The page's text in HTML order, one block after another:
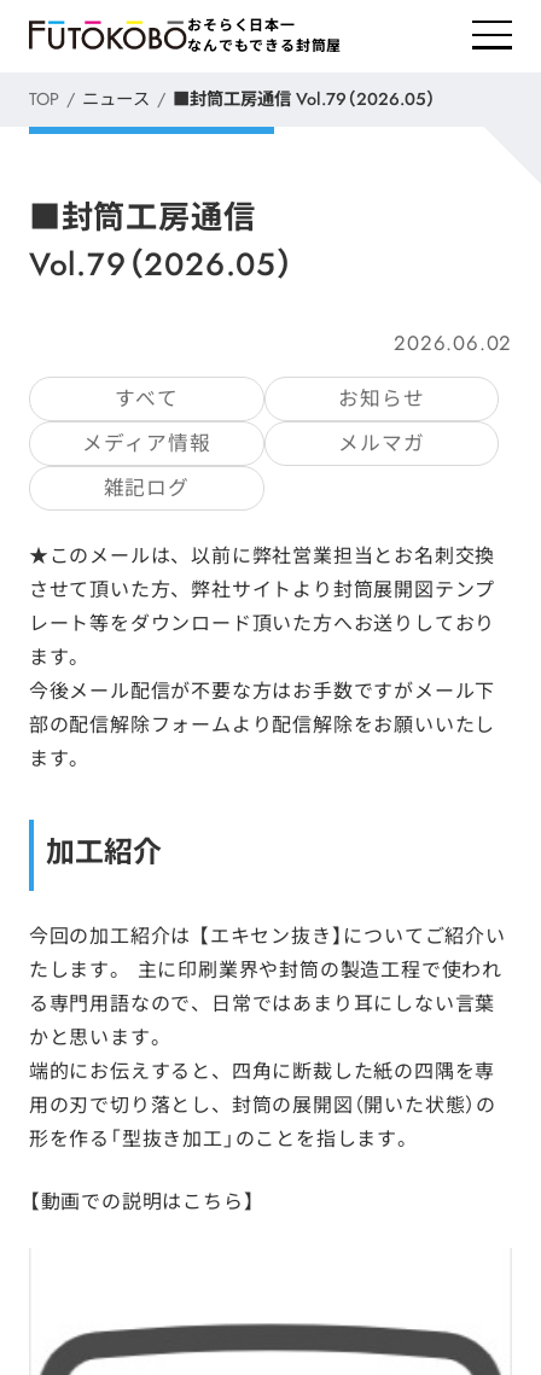
おそらく日本一
なんでもできる封筒屋
TOP ニュース ■封筒工房通信 Vol.79（2026.05）
■封筒工房通信
Vol.79（2026.05）
2026.06.02
すべて
お知らせ
メディア情報
メルマガ
雑記ログ
★このメールは、以前に弊社営業担当とお名刺交換
させて頂いた方、弊社サイトより封筒展開図テンプ
レート等をダウンロード頂いた方へお送りしており
ます。
今後メール配信が不要な方はお手数ですがメール下
部の配信解除フォームより配信解除をお願いいたし
ます。
加工紹介
今回の加工紹介は 【エキセン抜き】についてご紹介い
たします。 主に印刷業界や封筒の製造工程で使われ
る専門用語なので、日常ではあまり耳にしない言葉
かと思います。
端的にお伝えすると、四角に断裁した紙の四隅を専
用の刃で切り落とし、封筒の展開図（開いた状態）の
形を作る「型抜き加工」のことを指します。
【動画での説明はこちら】